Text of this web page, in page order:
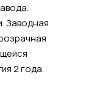
Заводная
2 года.